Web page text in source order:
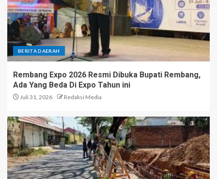
BERITA DAERAH
Rembang Expo 2026 Resmi Dibuka Bupati Rembang,
Ada Yang Beda Di Expo Tahun ini
Juli 31, 2026 Redaksi Media